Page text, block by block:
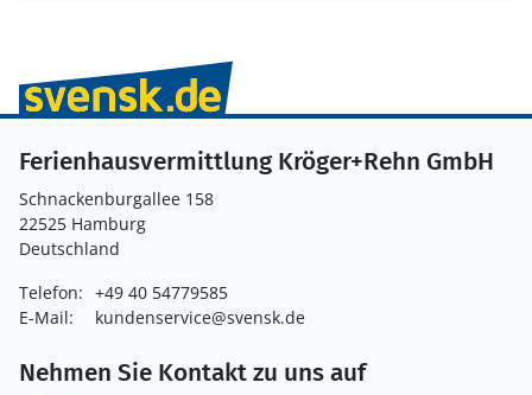
Ferienhausvermittlung Kröger+Rehn GmbH
Schnackenburgallee 158
22525 Hamburg
Deutschland
Telefon: +49 40 54779585
E-Mail:
kundenservice@svensk.de
Nehmen Sie Kontakt zu uns auf